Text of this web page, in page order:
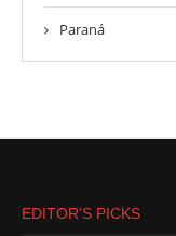
Paraná
EDITOR’S PICKS